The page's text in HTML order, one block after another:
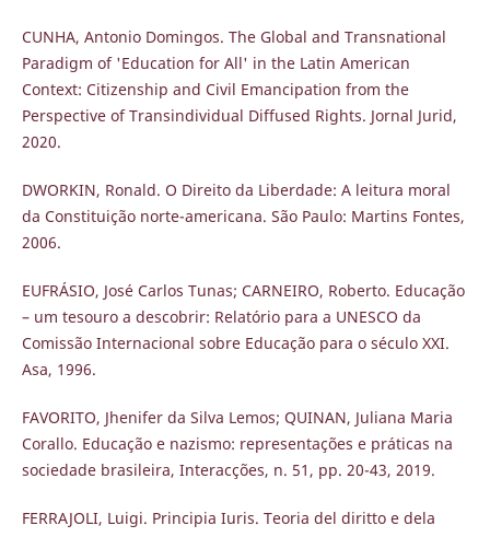
CUNHA, Antonio Domingos. The Global and Transnational
Paradigm of 'Education for All' in the Latin American
Context: Citizenship and Civil Emancipation from the
Perspective of Transindividual Diffused Rights. Jornal Jurid,
2020.
DWORKIN, Ronald. O Direito da Liberdade: A leitura moral
da Constituição norte-americana. São Paulo: Martins Fontes,
2006.
EUFRÁSIO, José Carlos Tunas; CARNEIRO, Roberto. Educação
– um tesouro a descobrir: Relatório para a UNESCO da
Comissão Internacional sobre Educação para o século XXI.
Asa, 1996.
FAVORITO, Jhenifer da Silva Lemos; QUINAN, Juliana Maria
Corallo. Educação e nazismo: representações e práticas na
sociedade brasileira, Interacções, n. 51, pp. 20-43, 2019.
FERRAJOLI, Luigi. Principia Iuris. Teoria del diritto e dela